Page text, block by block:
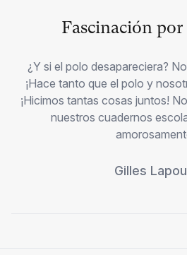
Fascinación
¿Y si el polo desapareciera?
¡Hace tanto que el polo y
¡Hicimos tantas cosas juntos!
nuestros cuadernos
Gilles